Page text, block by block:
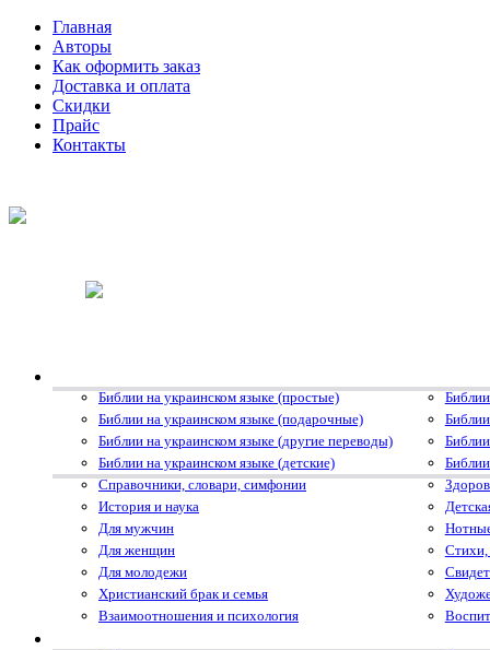
Главная
Авторы
Как оформить заказ
Доставка и оплата
Скидки
Прайс
Контакты
Библии на украинском языке (простые)
Библии на украинском языке (подарочные)
Библии на украинском языке (другие переводы)
Библии на украинском языке (детские)
Справочники, словари, симфонии
История и наука
Для мужчин
Для женщин
Стихи,
Для молодежи
Христианский брак и семья
Взаимоотношения и психология